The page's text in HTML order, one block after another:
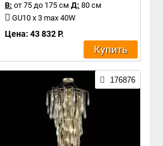
В: от 75 до 175 см Д: 80 см
GU10 x 3 max 40W
Цена: 43 832 Р.
Купить
176876